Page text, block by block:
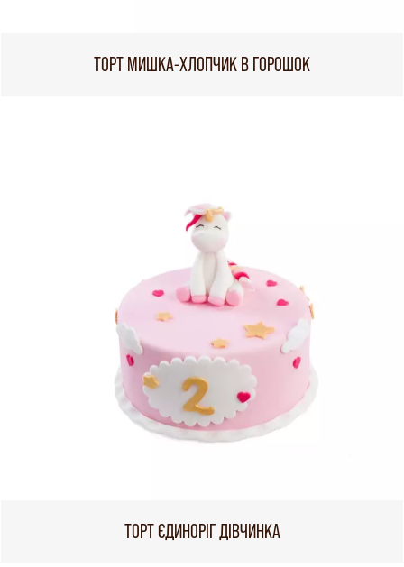
ТОРТ МИШКА-ХЛОПЧИК В ГОРОШОК
ТОРТ ЄДИНОРІГ ДІВЧИНКА